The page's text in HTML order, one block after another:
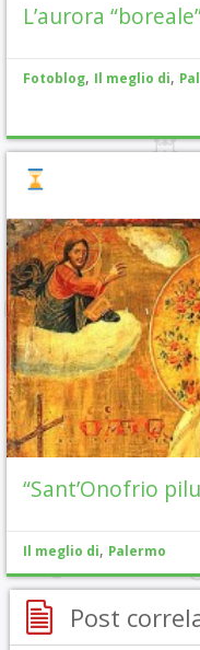
L’aurora
Fotoblog, Il meglio di,
“Sant’Onofrio
Il meglio di, Palermo
Post